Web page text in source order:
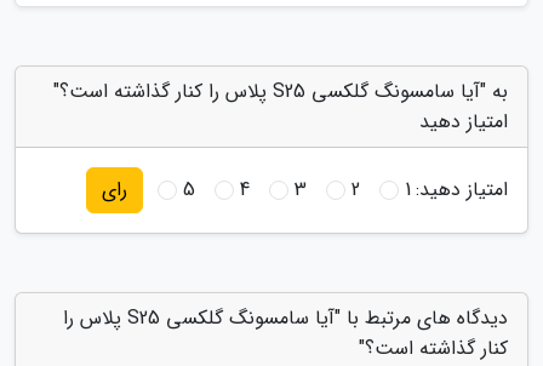
به "آیا سامسونگ گلکسی S25 پلاس را کنار گذاشته است؟"
امتیاز دهید
امتیاز دهید:1
2
3
4
5 رای
دیدگاه های مرتبط با "آیا سامسونگ گلکسی S25 پلاس را
کنار گذاشته است؟"